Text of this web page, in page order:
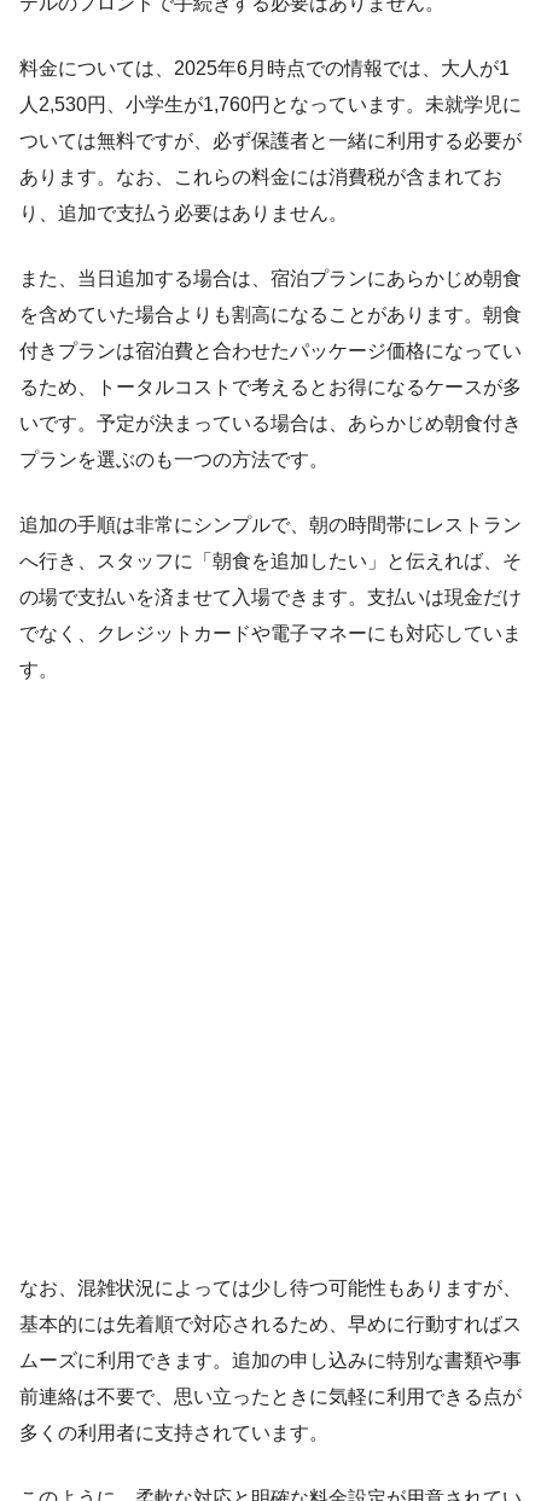
料金については、2025年6月時点での情報では、大人が1
人2,530円、小学生が1,760円となっています。未就学児に
ついては無料ですが、必ず保護者と一緒に利用する必要が
あります。なお、これらの料金には消費税が含まれてお
り、追加で支払う必要はありません。
また、当日追加する場合は、宿泊プランにあらかじめ朝食
を含めていた場合よりも割高になることがあります。朝食
付きプランは宿泊費と合わせたパッケージ価格になってい
るため、トータルコストで考えるとお得になるケースが多
いです。予定が決まっている場合は、あらかじめ朝食付き
プランを選ぶのも一つの方法です。
追加の手順は非常にシンプルで、朝の時間帯にレストラン
へ行き、スタッフに「朝食を追加したい」と伝えれば、そ
の場で支払いを済ませて入場できます。支払いは現金だけ
でなく、クレジットカードや電子マネーにも対応していま
す。
なお、混雑状況によっては少し待つ可能性もありますが、
基本的には先着順で対応されるため、早めに行動すればス
ムーズに利用できます。追加の申し込みに特別な書類や事
前連絡は不要で、思い立ったときに気軽に利用できる点が
多くの利用者に支持されています。